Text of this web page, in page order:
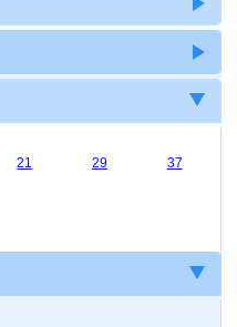
21 29 37